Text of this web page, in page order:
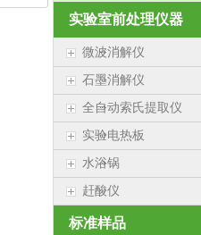
实验室前处理仪器
微波消解仪
石墨消解仪
全自动索氏提取仪
实验电热板
水浴锅
赶酸仪
标准样品